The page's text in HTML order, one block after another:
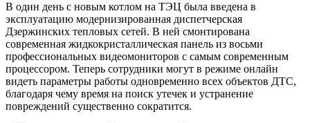
В один день с новым котлом на ТЭЦ была введена в
эксплуатацию модернизированная диспетчерская
Дзержинских тепловых сетей. В ней смонтирована
современная жидкокристаллическая панель из восьми
профессиональных видеомониторов с самым современным
процессором. Теперь сотрудники могут в режиме онлайн
видеть параметры работы одновременно всех объектов ДТС,
благодаря чему время на поиск утечек и устранение
повреждений существенно сократится.